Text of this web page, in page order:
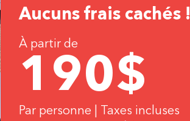
Aucuns frais cachés !
À partir de
190$
Par personne | Taxes incluses